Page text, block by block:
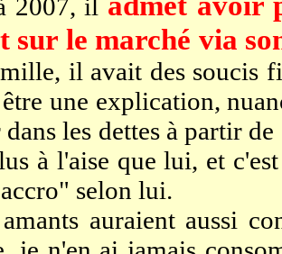
2007, il
sur le marché via
il avait des soucis
une explication,
les dettes à partir
à l'aise que lui, et
selon lui.
auraient aussi